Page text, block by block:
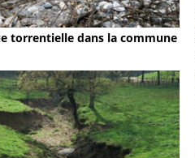
torrentielle dans la commune